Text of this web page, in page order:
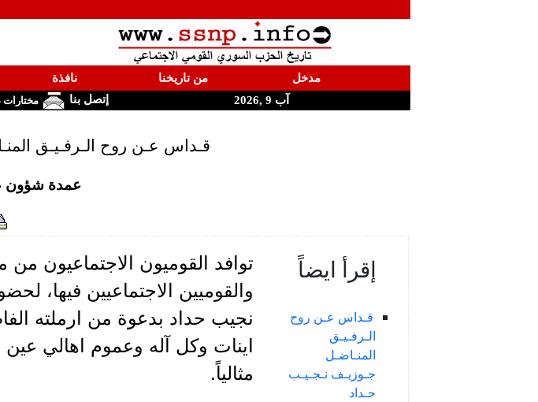
مدخل من تاريخنا نافذة
آب 9 ,2026
إتصل بنا
قـداس عـن روح الـرفـيـق
عمدة شؤون
إقرأ ايضاً
قـداس عـن روح
الـرفـيـق
المنـاضـل
جـوزيـف نـجـيـب
حـداد
توافد القوميون الاجتماعيون
والقوميين الاجتماعيين فيها،
نجيب حداد بدعوة من ارملته
اينات وكل آله وعموم اهالي عين
مثالياً.